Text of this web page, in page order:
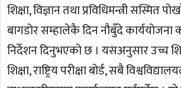
शिक्षा, विज्ञान तथा प्रविधिमन्त्री सस्मित
बागडोर सम्हालेकै दिन नौबुँदे कार्ययोजना
निर्देशन दिनुभएको छ । यसअनुसार उच्च
शिक्षा, राष्ट्रिय परीक्षा बोर्ड, सबै